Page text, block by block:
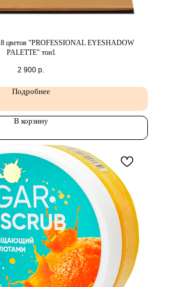
цветов "PROFESSIONAL EYESHADOW
PALETTE" тон1
2 900 р.
Подробнее
В корзину